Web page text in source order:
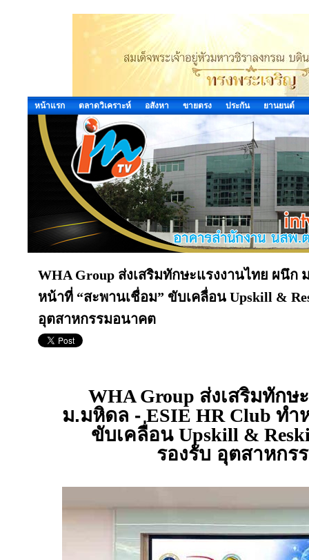
หน้าแรก ตลาดวิเคราะห์ อสังหา ขายตรง ประกัน ยานยนต์
WHA Group ส่งเสริมทักษะแรงงานไทย ผนึก
หน้าที่ “สะพานเชื่อม” ขับเคลื่อน Upskill &
อุตสาหกรรมอนาคต
WHA Group ส่งเสริมทักษ
ม.มหิดล -ESIE HR Club ทำ
ขับเคลื่อน Upskill &
รองรับ อุตสาหกร